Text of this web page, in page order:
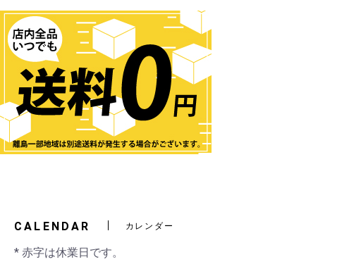
CALENDAR カレンダー
* 赤字は休業日です。